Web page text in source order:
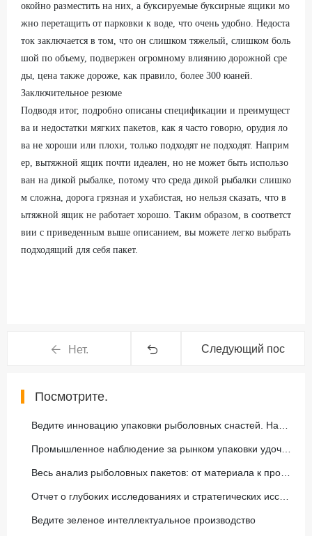
окойно разместить на них, а буксируемые буксирные ящики мо
жно перетащить от парковки к воде, что очень удобно. Недоста
ток заключается в том, что он слишком тяжелый, слишком боль
шой по объему, подвержен огромному влиянию дорожной сре
ды, цена также дороже, как правило, более 300 юаней.
Заключительное резюме
Подводя итог, подробно описаны спецификации и преимущест
ва и недостатки мягких пакетов, как я часто говорю, орудия ло
ва не хороши или плохи, только подходят не подходят. Наприм
ер, вытяжной ящик почти идеален, но не может быть использо
ван на дикой рыбалке, потому что среда дикой рыбалки слишко
м сложна, дорога грязная и ухабистая, но нельзя сказать, что в
ытяжной ящик не работает хорошо. Таким образом, в соответст
вии с приведенным выше описанием, вы можете легко выбрать
подходящий для себя пакет.
Нет. Следующий пос
Посмотрите.
Ведите зеленое интеллектуальное производство